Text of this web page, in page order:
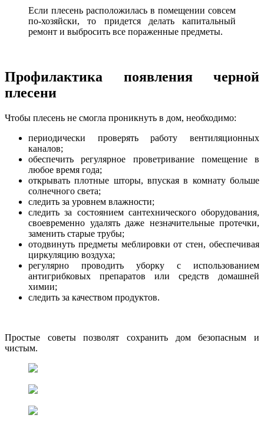
Если плесень расположилась в помещении совсем
по-хозяйски, то придется делать капитальный
ремонт и выбросить все пораженные предметы.
Профилактика появления черной
плесени
Чтобы плесень не смогла проникнуть в дом, необходимо:
периодически проверять работу вентиляционных
каналов;
обеспечить регулярное проветривание помещение в
любое время года;
открывать плотные шторы, впуская в комнату больше
солнечного света;
следить за уровнем влажности;
следить за состоянием сантехнического оборудования,
своевременно удалять даже незначительные протечки,
заменить старые трубы;
отодвинуть предметы меблировки от стен, обеспечивая
циркуляцию воздуха;
регулярно проводить уборку с использованием
антигрибковых препаратов или средств домашней
химии;
следить за качеством продуктов.
Простые советы позволят сохранить дом безопасным и
чистым.